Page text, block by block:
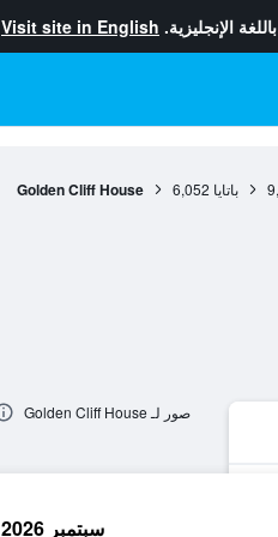
الإنجليزية. Visit site in English
باتايا 6,052
Golden Cliff House
صور لـ Golden Cliff House
سبتمبر 2026